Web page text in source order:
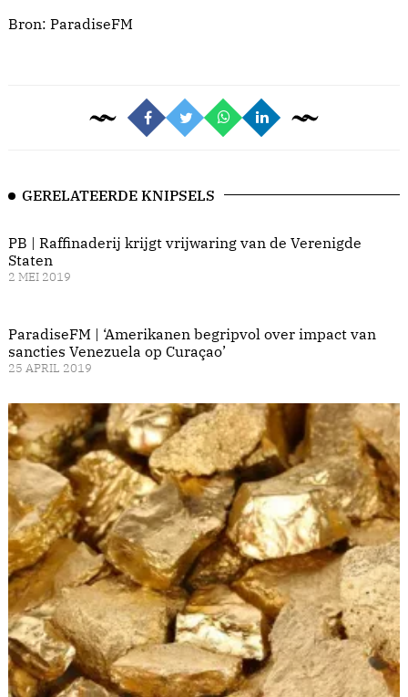
Bron: ParadiseFM
GERELATEERDE KNIPSELS
PB | Raffinaderij krijgt vrijwaring van de Verenigde
Staten
2 MEI 2019
ParadiseFM | ‘Amerikanen begripvol over impact van
sancties Venezuela op Curaçao’
25 APRIL 2019